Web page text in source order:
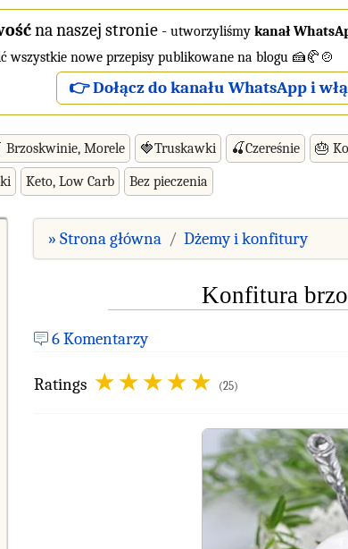
na naszej stronie - utworzyliśmy kanał
wszystkie nowe przepisy publikowane na blogu 🍰🥐🍲
👉 Dołącz do kanału WhatsApp i
Brzoskwinie, Morele 🍓Truskawki 🍒Czereśnie 🎂
Keto, Low Carb Bez pieczenia
» Strona główna Dżemy i konfitury
Konfitura
6 Komentarzy
Ratings (25)